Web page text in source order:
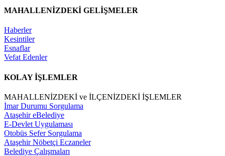
MAHALLENİZDEKİ GELİŞMELER
Haberler
Kesintiler
Esnaflar
Vefat Edenler
KOLAY İŞLEMLER
MAHALLENİZDEKİ ve İLÇENİZDEKİ İŞLEMLER
İmar Durumu Sorgulama
Ataşehir eBelediye
E-Devlet Uygulaması
Otobüs Sefer Sorgulama
Ataşehir Nöbetçi Eczaneler
Belediye Çalışmaları